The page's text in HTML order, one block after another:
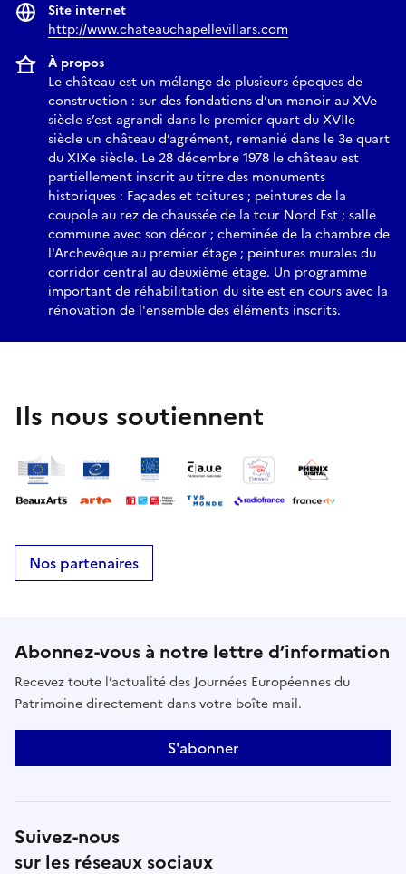
Site internet
http://www.chateauchapellevillars.com
À propos
Le château est un mélange de plusieurs époques de
construction : sur des fondations d’un manoir au XVe
siècle s’est agrandi dans le premier quart du XVIIe
siècle un château d’agrément, remanié dans le 3e quart
du XIXe siècle. Le 28 décembre 1978 le château est
partiellement inscrit au titre des monuments
historiques : Façades et toitures ; peintures de la
coupole au rez de chaussée de la tour Nord Est ; salle
commune avec son décor ; cheminée de la chambre de
l'Archevêque au premier étage ; peintures murales du
corridor central au deuxième étage. Un programme
important de réhabilitation du site est en cours avec la
rénovation de l'ensemble des éléments inscrits.
Ils nous soutiennent
Nos partenaires
Abonnez-vous à notre lettre d’information
Recevez toute l’actualité des Journées Européennes du
Patrimoine directement dans votre boîte mail.
S'abonner
Suivez-nous
sur les réseaux sociaux